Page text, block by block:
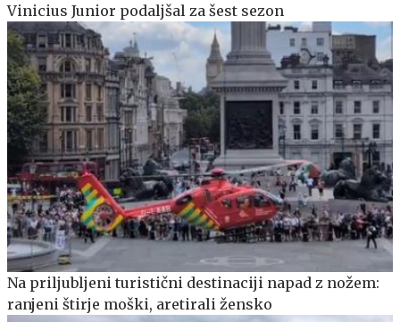
Vinicius Junior podaljšal za šest sezon
Na priljubljeni turistični destinaciji napad z nožem:
ranjeni štirje moški, aretirali žensko